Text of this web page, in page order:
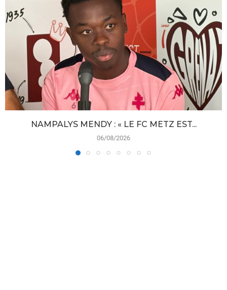
NAMPALYS MENDY : « LE FC METZ EST...
06/08/2026